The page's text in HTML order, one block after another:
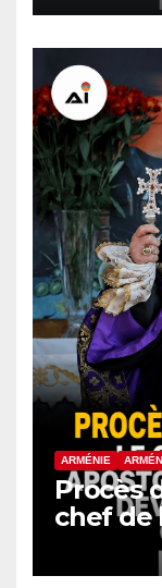
ARMÉNIE
Procès
chef de
ce